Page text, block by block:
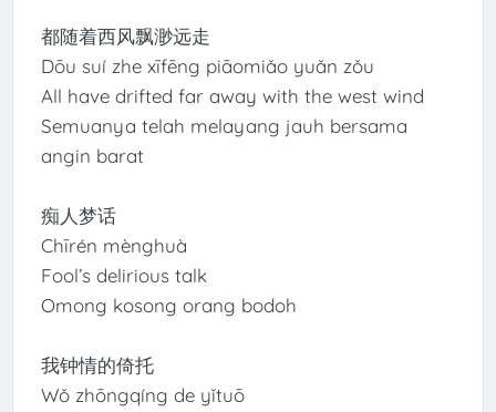
都随着西风飘渺远走
Dōu suí zhe xīfēng piāomiǎo yuǎn zǒu
All have drifted far away with the west wind
Semuanya telah melayang jauh bersama
angin barat
痴人梦话
Chīrén mènghuà
Fool’s delirious talk
Omong kosong orang bodoh
我钟情的倚托
Wǒ zhōngqíng de yǐtuō